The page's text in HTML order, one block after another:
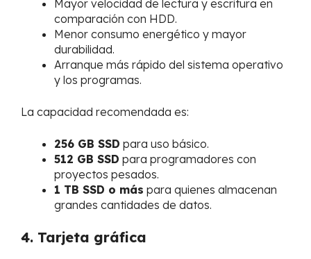
Mayor velocidad de lectura y escritura en
comparación con HDD.
Menor consumo energético y mayor
durabilidad.
Arranque más rápido del sistema operativo
y los programas.
La capacidad recomendada es:
256 GB SSD para uso básico.
512 GB SSD para programadores con
proyectos pesados.
1 TB SSD o más para quienes almacenan
grandes cantidades de datos.
4. Tarjeta gráfica